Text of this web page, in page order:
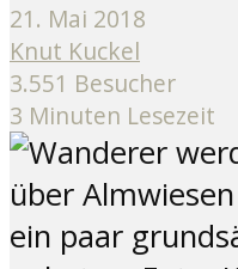
21. Mai 2018
Knut Kuckel
3.551 Besucher
3 Minuten Lesezeit